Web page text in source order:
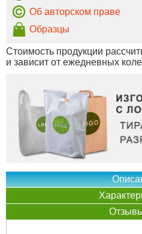
Об авторском праве
Образцы
Стоимость продукции
и зависит от ежедневных